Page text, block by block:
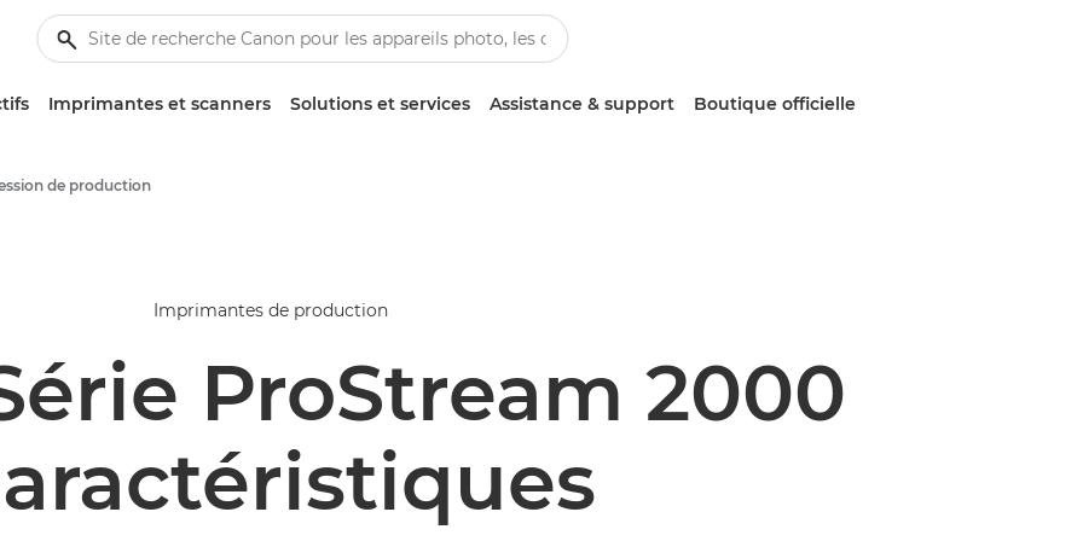
Imprimantes et scanners Solutions et services Assistance & support Boutique officielle
de production
Imprimantes de production
ProStream 2000